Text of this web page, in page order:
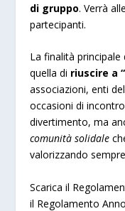
di gruppo. Verrà
partecipanti.
La finalità
quella di riuscire a
associazioni, enti
occasioni di
divertimento, ma
comunità solidale
valorizzando
Scarica il
il Regolamento